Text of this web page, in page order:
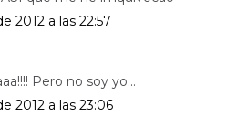
2012 a las 22:57
Pero no soy yo...
2012 a las 23:06